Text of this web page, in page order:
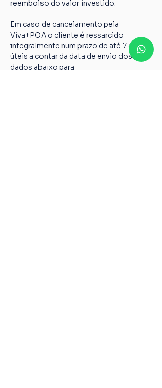
reembolso do valor investido.
Em caso de cancelamento pela
Viva+POA o cliente é ressarcido
integralmente num prazo de até 7 dias
úteis a contar da data de envio dos
dados abaixo para